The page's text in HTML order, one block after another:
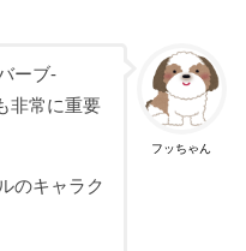
フッちゃん
ーブ-
非常に重要
のキャラク